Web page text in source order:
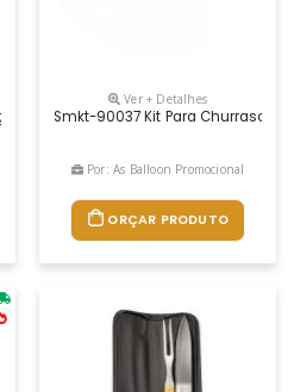
Com Estojo, Contém Faca E Garfo.
Ver + Detalhes
Smkt-90037 Kit Para Churrasco E
Por: As Balloon Promocional
ORÇAR PRODUTO